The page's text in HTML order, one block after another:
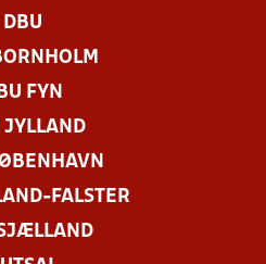
DBU
FYN
JYLLAND
FALSTER